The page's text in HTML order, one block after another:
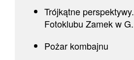
Trójkątne
Fotoklubu Zamek w
Pożar kombajnu